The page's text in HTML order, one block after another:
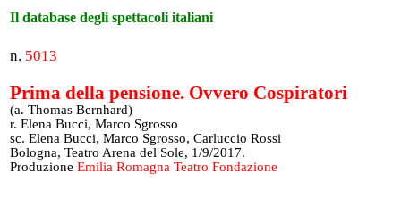
Il database degli spettacoli italiani
n. 5013
Prima della pensione. Ovvero Cospiratori
(a. Thomas Bernhard)
r. Elena Bucci, Marco Sgrosso
sc. Elena Bucci, Marco Sgrosso, Carluccio Rossi
Bologna, Teatro Arena del Sole, 1/9/2017.
Produzione Emilia Romagna Teatro Fondazione